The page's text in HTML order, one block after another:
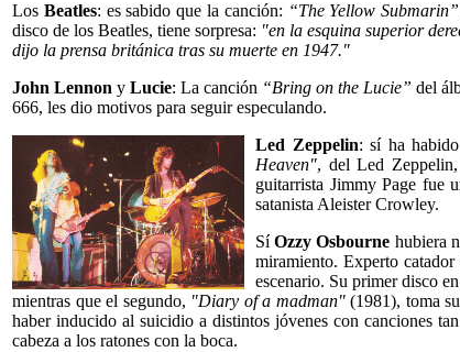
Los Beatles: es sabido que la canción: “The Yellow Submarin”
disco de los Beatles, tiene sorpresa: "en la esquina superior
dijo la prensa británica tras su muerte en 1947."
John Lennon y Lucie: La canción “Bring on the Lucie” del
666, les dio motivos para seguir especulando.
Led Zeppelin: sí ha
Heaven", del Led
guitarrista Jimmy Page fue
satanista Aleister Crowley.
SíOzzy Osbourne hubiera
miramiento. Experto
escenario. Su primer disco
mientras que el segundo, "Diary of a madman"(1981), toma su
haber inducido al suicidio a distintos jóvenes con canciones
cabeza a los ratones con la boca.